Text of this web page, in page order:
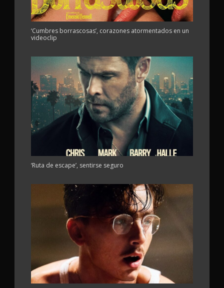
‘Cumbres borrascosas’, corazones atormentados en un
videoclip
‘Ruta de escape’, sentirse seguro